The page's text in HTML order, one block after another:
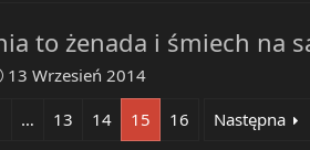
to żenada i śmiech na
R
13 Wrzesień 2014
… 13 14 15 16 Następna